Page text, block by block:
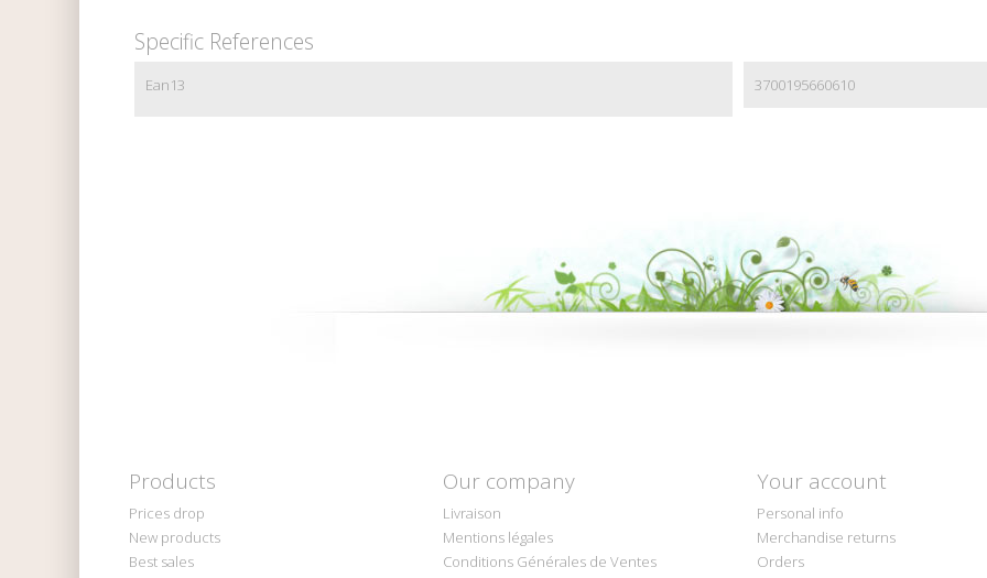
Specific References
Ean13 3700195660610
Products
Prices drop
New products
Best sales
Our company
Livraison
Mentions légales
Conditions Générales de Ventes
Your account
Personal info
Merchandise returns
Orders